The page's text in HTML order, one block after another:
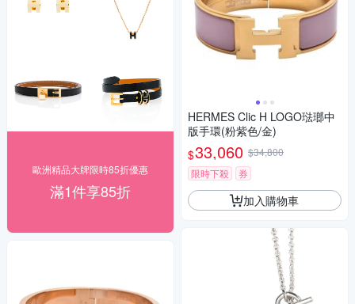
歐洲精品大牌限時85折優惠
滿1件享85折
HERMES Clic H LOGO琺瑯中
版手環(粉紫色/金)
$33,060 $34,800
限時下殺
券
加入購物車